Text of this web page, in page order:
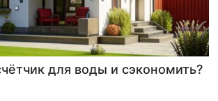
для воды и сэкономить?